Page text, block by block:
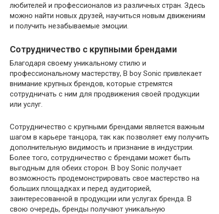
любителей и профессионалов из различных стран. Здесь
можно найти новых друзей, научиться новым движениям
и получить незабываемые эмоции.
Сотрудничество с крупными брендами
Благодаря своему уникальному стилю и
профессиональному мастерству, B boy Sonic привлекает
внимание крупных брендов, которые стремятся
сотрудничать с ним для продвижения своей продукции
или услуг.
Сотрудничество с крупными брендами является важным
шагом в карьере танцора, так как позволяет ему получить
дополнительную видимость и признание в индустрии.
Более того, сотрудничество с брендами может быть
выгодным для обеих сторон. B boy Sonic получает
возможность продемонстрировать свое мастерство на
больших площадках и перед аудиторией,
заинтересованной в продукции или услугах бренда. В
свою очередь, бренды получают уникальную